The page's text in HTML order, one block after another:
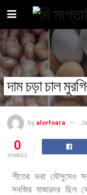
দাম চড়া চাল
by alorfoara
0
SHARES
শীতের ভরা মৌসুমেও
সবজির বাজারদর ছিল